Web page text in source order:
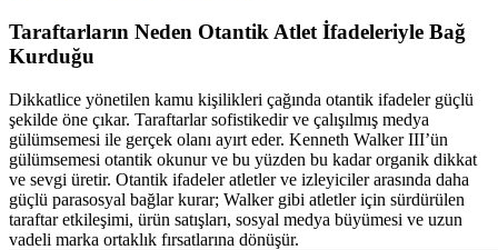
Taraftarların Neden Otantik Atlet İfadeleriyle Bağ
Kurduğu
Dikkatlice yönetilen kamu kişilikleri çağında otantik ifadeler güçlü
şekilde öne çıkar. Taraftarlar sofistikedir ve çalışılmış medya
gülümsemesi ile gerçek olanı ayırt eder. Kenneth Walker III’ün
gülümsemesi otantik okunur ve bu yüzden bu kadar organik dikkat
ve sevgi üretir. Otantik ifadeler atletler ve izleyiciler arasında daha
güçlü parasosyal bağlar kurar; Walker gibi atletler için sürdürülen
taraftar etkileşimi, ürün satışları, sosyal medya büyümesi ve uzun
vadeli marka ortaklık fırsatlarına dönüşür.